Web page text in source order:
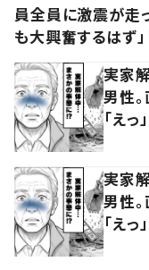
員全員に激震が走
も大興奮するはず」
実家
男性
「えっ」
実家
男性
「えっ」